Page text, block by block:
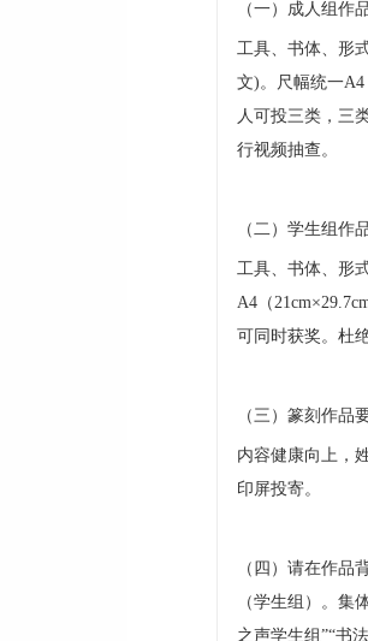
（一）成人组作
工具、书体、形
文)。尺幅统一
人可投三类，三
行视频抽查。
（二）学生组作
工具、书体、形
A4（
可同时获奖。杜
（三）篆刻作品
内容健康向上，
印屏投寄。
（四）请在作品
（学生组）。集
之声学生组”“书